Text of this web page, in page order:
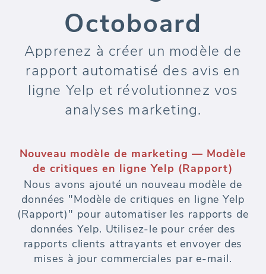
Octoboard
Apprenez à créer un modèle de
rapport automatisé des avis en
ligne Yelp et révolutionnez vos
analyses marketing.
Nouveau modèle de marketing — Modèle
de critiques en ligne Yelp (Rapport)
Nous avons ajouté un nouveau modèle de
données "Modèle de critiques en ligne Yelp
(Rapport)" pour automatiser les rapports de
données Yelp. Utilisez-le pour créer des
rapports clients attrayants et envoyer des
mises à jour commerciales par e-mail.